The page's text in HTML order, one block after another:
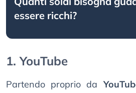
essere ricchi?
1. YouTube
Partendo proprio da